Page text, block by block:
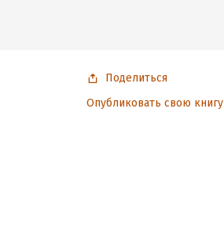
Поделиться
Опубликовать свою книгу